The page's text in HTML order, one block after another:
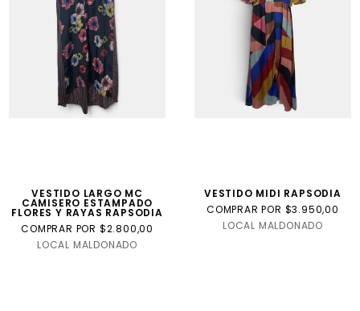
VESTIDO LARGO MC
CAMISERO ESTAMPADO
FLORES Y RAYAS RAPSODIA
COMPRAR POR $2.800,00
LOCAL MALDONADO
VESTIDO MIDI RAPSODIA
COMPRAR POR $3.950,00
LOCAL MALDONADO